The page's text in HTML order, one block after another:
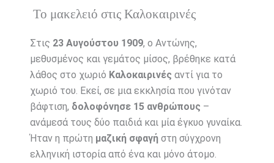
Το μακελειό στις Καλοκαιρινές
Στις 23 Αυγούστου 1909, ο Αντώνης,
μεθυσμένος και γεμάτος μίσος, βρέθηκε κατά
λάθος στο χωριό Καλοκαιρινές αντί για το
χωριό του. Εκεί, σε μια εκκλησία που γινόταν
βάφτιση, δολοφόνησε 15 ανθρώπους –
ανάμεσά τους δύο παιδιά και μία έγκυο γυναίκα.
Ήταν η πρώτη μαζική σφαγήστη σύγχρονη
ελληνική ιστορία από ένα και μόνο άτομο.